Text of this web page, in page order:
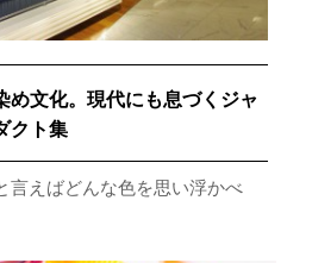
め文化。現代にも息づくジャ
クト集
言えばどんな色を思い浮かべ